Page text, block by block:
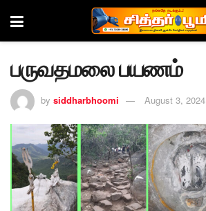
பருவதமலை பயணம்
by siddharbhoomi August 3, 2024